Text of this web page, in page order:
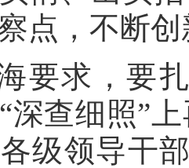
点，不断
要求，要
深查细照”
级领导干